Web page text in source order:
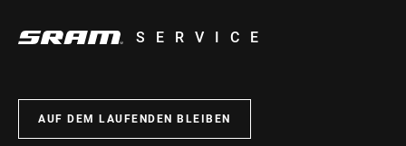
SERVICE
AUF DEM LAUFENDEN BLEIBEN